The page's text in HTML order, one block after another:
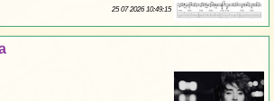
25 07 2026 10:49:15